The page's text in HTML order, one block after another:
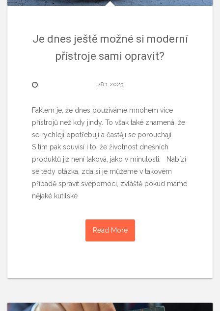
Je dnes ještě možné si moderní
přístroje sami opravit?
28.1.2023
Faktem je, že dnes používáme mnohem více
přístrojů než kdy jindy. To však také znamená, že
se rychleji opotřebují a častěji se porouchají.
S tím pak souvisí i to, že životnost dnešních
produktů již není taková, jako v minulosti. Nabízí
se tedy otázka, zda si je můžeme v takovém
případě spravit svépomocí, zvláště pokud máme
nějaké kutilské
Read More